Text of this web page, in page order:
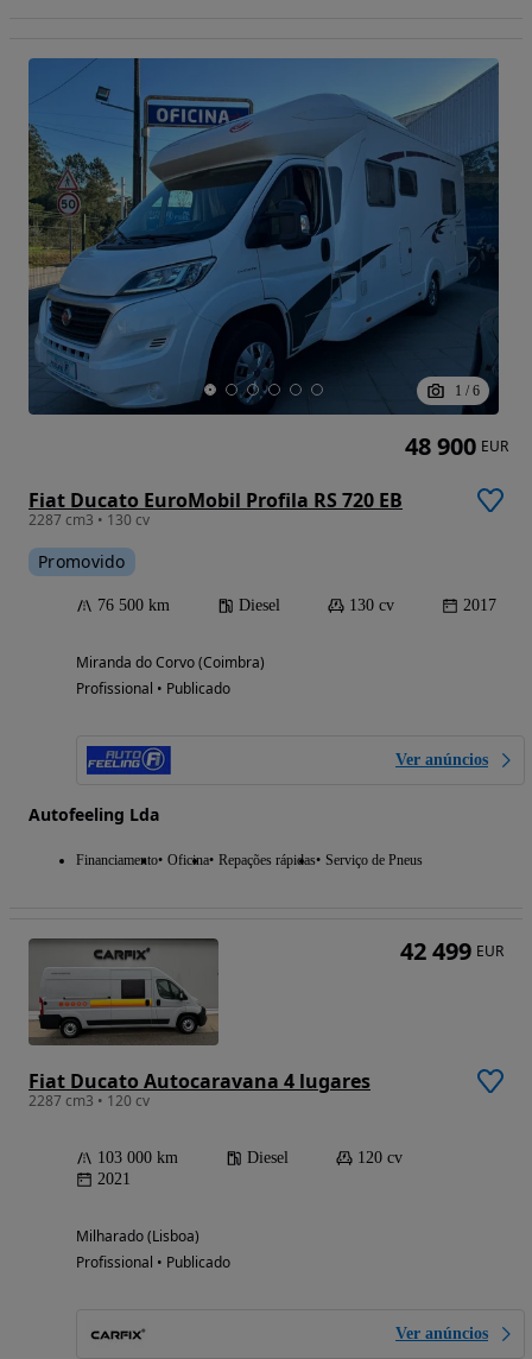
1 / 6
Fiat Ducato EuroMobil Profila RS 720 EB
2287 cm3 • 130 cv
Promovido
76 500 km Diesel 130 cv 2017
Miranda do Corvo (Coimbra)
Profissional • Publicado
Ver anúncios
Autofeeling Lda
Financiamento Oficina Repações rápidas Serviço de Pneus
48 900 EUR
Fiat Ducato Autocaravana 4 lugares
2287 cm3 • 120 cv
103 000 km Diesel
120 cv
2021
Milharado (Lisboa)
Profissional • Publicado
Ver anúncios
42 499 EUR